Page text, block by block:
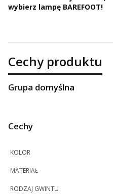
wybierz lampę BAREFOOT!
Cechy produktu
Grupa domyślna
Cechy
KOLOR
MATERIAŁ
RODZAJ GWINTU